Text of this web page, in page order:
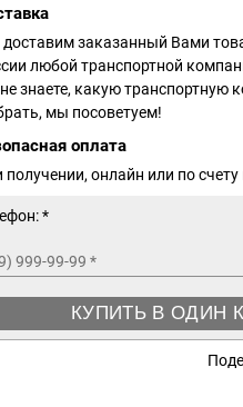
заказанный Вами
любой транспортной
знаете, какую транспортную
мы посоветуем!
оплата
получении, онлайн или по счету
*
999-99-99 *
КУПИТЬ В ОДИН